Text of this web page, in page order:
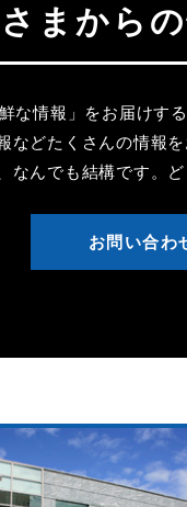
さまから
な情報」をお届けす
どたくさんの情報を
んでも結構です。ど
お問い合わ